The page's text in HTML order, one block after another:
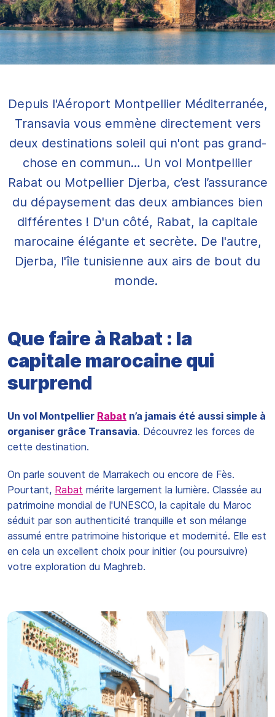
Depuis l'Aéroport Montpellier Méditerranée,
Transavia vous emmène directement vers
deux destinations soleil qui n'ont pas grand-
chose en commun… Un vol Montpellier
Rabat ou Motpellier Djerba, c’est l’assurance
du dépaysement das deux ambiances bien
différentes ! D'un côté, Rabat, la capitale
marocaine élégante et secrète. De l'autre,
Djerba, l'île tunisienne aux airs de bout du
monde.
Que faire à Rabat : la
capitale marocaine qui
surprend
Un vol Montpellier Rabat n’a jamais été aussi simple à
organiser grâce Transavia. Découvrez les forces de
cette destination.
On parle souvent de Marrakech ou encore de Fès.
Pourtant, Rabat mérite largement la lumière. Classée au
patrimoine mondial de l'UNESCO, la capitale du Maroc
séduit par son authenticité tranquille et son mélange
assumé entre patrimoine historique et modernité. Elle est
en cela un excellent choix pour initier (ou poursuivre)
votre exploration du Maghreb.